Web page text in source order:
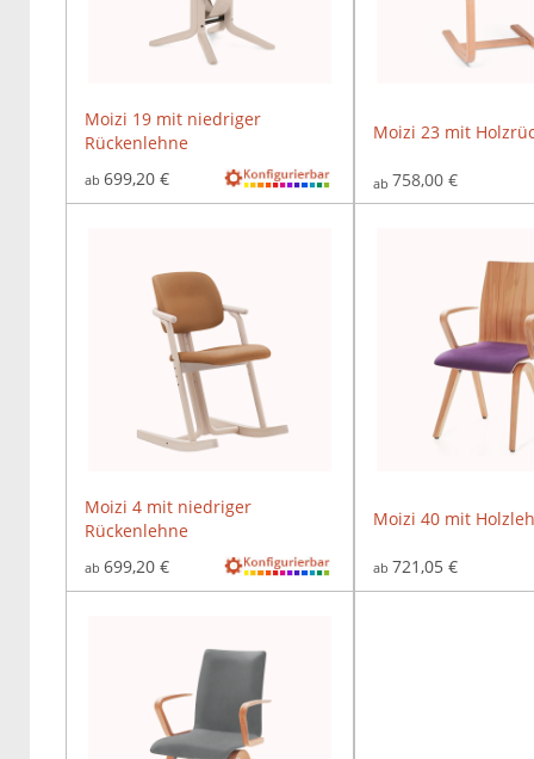
Moizi 19 mit niedriger
Rückenlehne
ab 699,20 €
Moizi 23 mit
ab 758,00 €
Moizi 4 mit niedriger
Rückenlehne
ab 699,20 €
Moizi 40 mit
ab 721,05 €